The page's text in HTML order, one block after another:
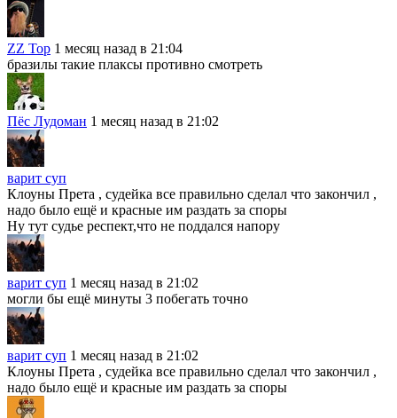
ZZ Top 1 месяц назад в 21:04
бразилы такие плаксы противно смотреть
Пёс Лудоман 1 месяц назад в 21:02
варит суп
Клоуны Прета , судейка все правильно сделал что закончил ,
надо было ещё и красные им раздать за споры
Ну тут судье респект,что не поддался напору
варит суп 1 месяц назад в 21:02
могли бы ещё минуты 3 побегать точно
варит суп 1 месяц назад в 21:02
Клоуны Прета , судейка все правильно сделал что закончил ,
надо было ещё и красные им раздать за споры